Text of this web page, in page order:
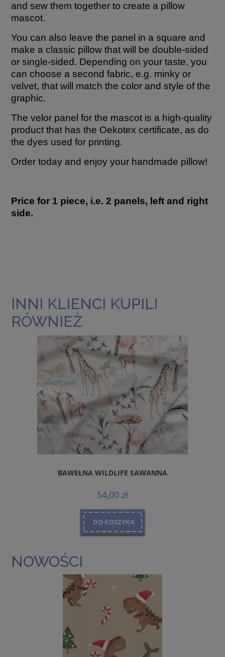
and sew them together to create a pillow
mascot.
You can also leave the panel in a square and
make a classic pillow that will be double-sided
or single-sided. Depending on your taste, you
can choose a second fabric, e.g. minky or
velvet, that will match the color and style of the
graphic.
The velor panel for the mascot is a high-quality
product that has the Oekotex certificate, as do
the dyes used for printing.
Order today and enjoy your handmade pillow!
Price for 1 piece, i.e. 2 panels, left and right
side.
INNI KLIENCI KUPILI
RÓWNIEŻ
BAWEŁNA WILDLIFE SAWANNA
54,00 zł
DO KOSZYKA
NOWOŚCI